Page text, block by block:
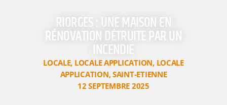
RIORGES : UNE MAISON EN
RÉNOVATION DÉTRUITE PAR UN
INCENDIE
LOCALE, LOCALE APPLICATION, LOCALE
APPLICATION,SAINT-ETIENNE
12 SEPTEMBRE 2025